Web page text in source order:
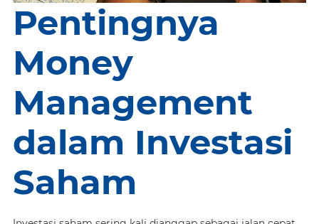
Pentingnya
Money
Management
dalam Investasi
Saham